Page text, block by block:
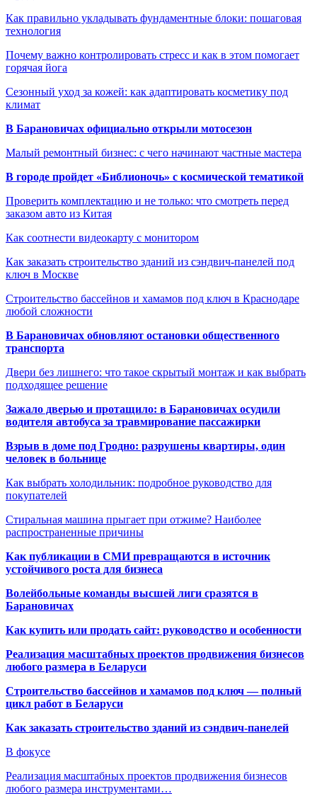
Как правильно укладывать фундаментные блоки: пошаговая
технология
Почему важно контролировать стресс и как в этом помогает
горячая йога
Сезонный уход за кожей: как адаптировать косметику под
климат
В Барановичах официально открыли мотосезон
Малый ремонтный бизнес: с чего начинают частные мастера
В городе пройдет «Библионочь» с космической тематикой
Проверить комплектацию и не только: что смотреть перед
заказом авто из Китая
Как соотнести видеокарту с монитором
Как заказать строительство зданий из сэндвич-панелей под
ключ в Москве
Строительство бассейнов и хамамов под ключ в Краснодаре
любой сложности
В Барановичах обновляют остановки общественного
транспорта
Двери без лишнего: что такое скрытый монтаж и как выбрать
подходящее решение
Зажало дверью и протащило: в Барановичах осудили
водителя автобуса за травмирование пассажирки
Взрыв в доме под Гродно: разрушены квартиры, один
человек в больнице
Как выбрать холодильник: подробное руководство для
покупателей
Стиральная машина прыгает при отжиме? Наиболее
распространенные причины
Как публикации в СМИ превращаются в источник
устойчивого роста для бизнеса
Волейбольные команды высшей лиги сразятся в
Барановичах
Как купить или продать сайт: руководство и особенности
Реализация масштабных проектов продвижения бизнесов
любого размера в Беларуси
Строительство бассейнов и хамамов под ключ — полный
цикл работ в Беларуси
Как заказать строительство зданий из сэндвич-панелей
В фокусе
Реализация масштабных проектов продвижения бизнесов
любого размера инструментами…